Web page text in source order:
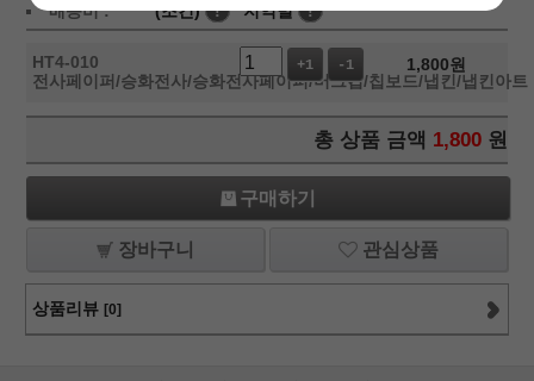
배송비 :
(조건) ! 지역별 !
HT4-010
전사페이퍼/승화전사/승화전사페이퍼/머그컵/칩보드/냅킨/냅킨아트
+1 -1 1,800원
총 상품 금액 1,800 원
구매하기
장바구니 관심상품
상품리뷰 [0]